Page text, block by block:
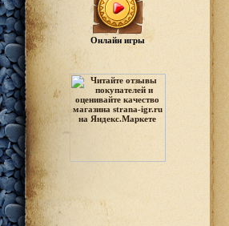
Онлайн игры